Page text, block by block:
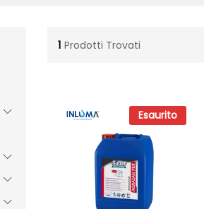
1 Prodotti Trovati
Esaurito